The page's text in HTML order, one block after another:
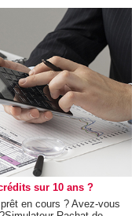
sur 10 ans ?
en cours ? Avez-vous